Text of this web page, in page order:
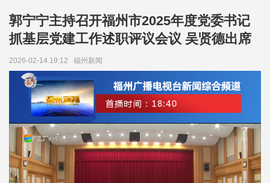
郭宁宁主持召开福州市2025年度党委书记
抓基层党建工作述职评议会议 吴贤德出席
2026-02-14 19:12 福州新闻 ​